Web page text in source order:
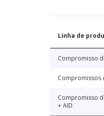
Linha de
Compromisso
Compromissos
Compromisso
+ AID